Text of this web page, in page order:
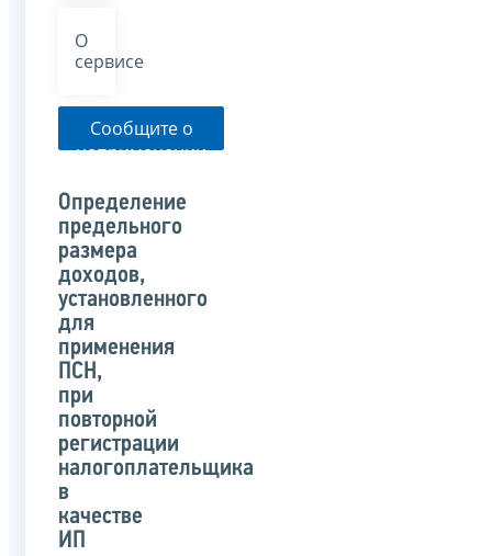
О
сервисе
Сообщите о
неприменении
органом
указанного
письма
Определение
предельного
размера
доходов,
установленного
для
применения
ПСН,
при
повторной
регистрации
налогоплательщика
в
качестве
ИП